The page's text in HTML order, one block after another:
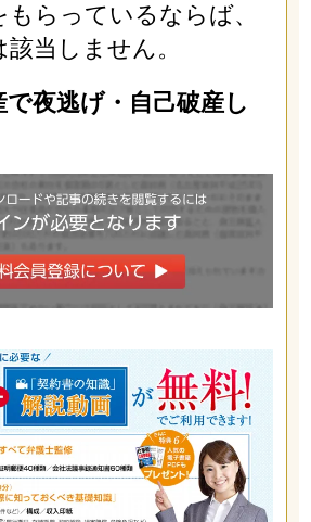
らっているならば、
当しません。
で夜逃げ・自己破産し